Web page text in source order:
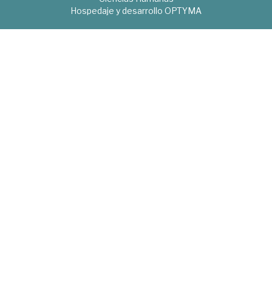
Hospedaje y desarrollo OPTYMA